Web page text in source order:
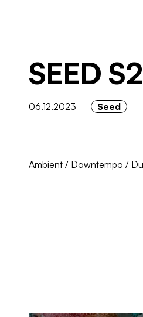
SEED
06.12.2023 Seed
Ambient/ Downtempo /